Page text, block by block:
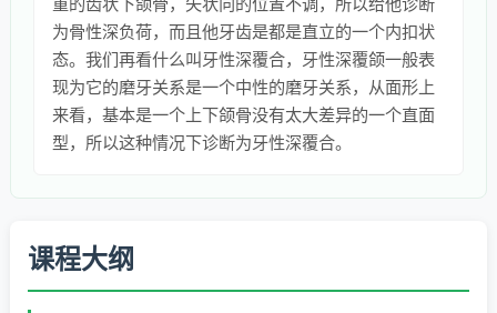
为骨性深负荷，而且他牙齿是都是直立的一个内扣状
态。我们再看什么叫牙性深覆合，牙性深覆颌一般表
现为它的磨牙关系是一个中性的磨牙关系，从面形上
来看，基本是一个上下颌骨没有太大差异的一个直面
型，所以这种情况下诊断为牙性深覆合。
课程大纲